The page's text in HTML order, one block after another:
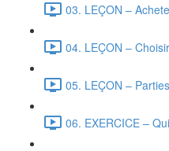
03. LEÇON –
04. LEÇON –
05. LEÇON –
06. EXERCICE –